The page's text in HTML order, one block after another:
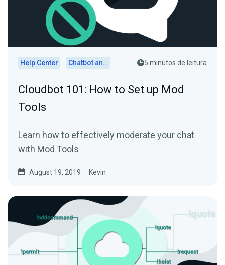
Help Center Chatbot and Cloudbot 5 minutos de leitura
Cloudbot 101: How to Set up Mod
Tools
Learn how to effectively moderate your chat
with Mod Tools
August 19, 2019 Kevin